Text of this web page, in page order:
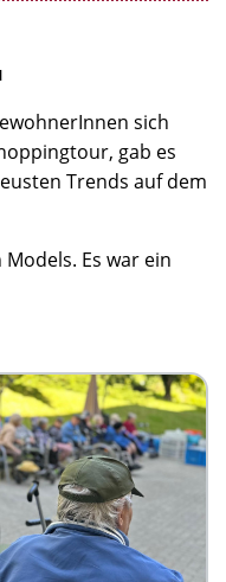
sich
gab es
Trends auf dem
Es war ein